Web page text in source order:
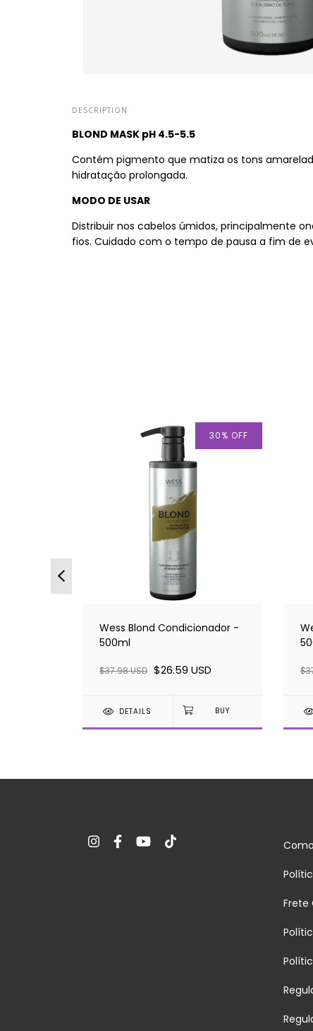
DESCRIPTION
BLOND MASK pH 4.5-5.5
Contém pigmento que matiza os tons
hidratação prolongada.
MODO DE USAR
Distribuir nos cabelos úmidos, principalmente
fios. Cuidado com o tempo de pausa a fim de
30% OFF
Wess Blond Condicionador -
500ml
$37.98 USD $26.59 USD
DETAILS
Frete